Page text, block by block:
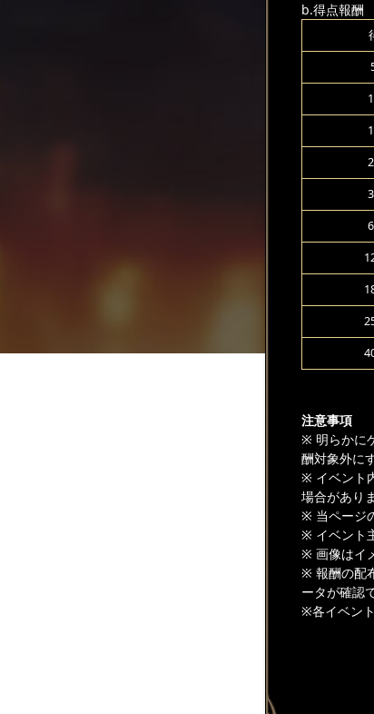
b.得点報酬
注意事項
※ 明らかに
酬対象外に
※ イベント
場合があり
※ 当ページ
※ イベント
※ 画像はイ
※ 報酬の配
ータが確認
※各イベン